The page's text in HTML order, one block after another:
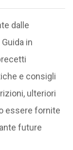
dalle
in
e consigli
ulteriori
essere fornite
future